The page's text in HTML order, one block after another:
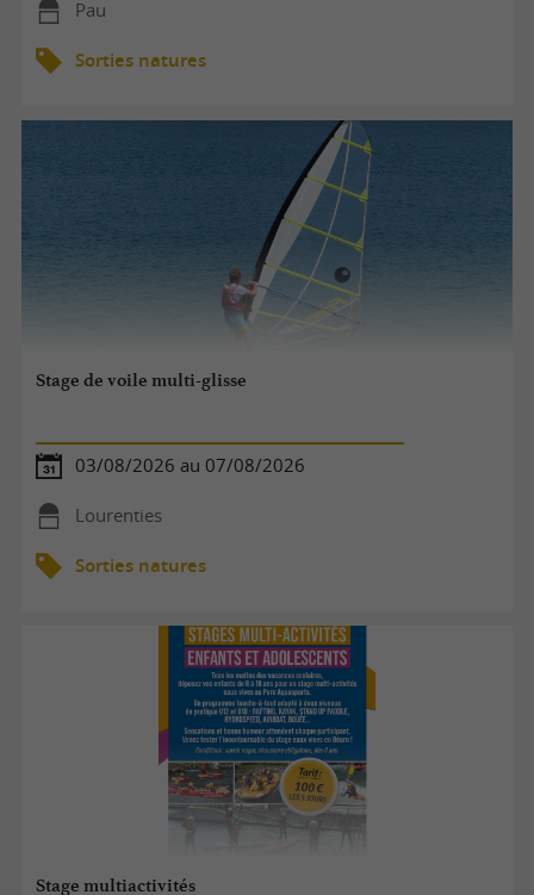
Pau
Sorties natures
Stage de voile multi-glisse
03/08/2026 au 07/08/2026
Lourenties
Sorties natures
Stage multiactivités